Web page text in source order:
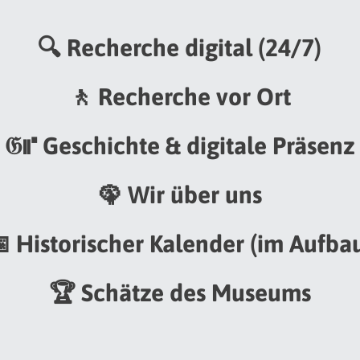
🔍 Recherche digital (24/7)
🚶 Recherche vor Ort
𝔊⑈ Geschichte & digitale Präsenz
🦚 Wir über uns
Historischer Kalender (im
🏆 Schätze des Museums